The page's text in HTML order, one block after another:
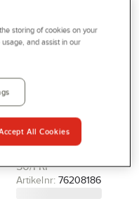
Skruv kullrig
GRIPPER™
SKRUV 4X35
TX15 TKT ZP (50)
SKRUV TILL
GRIPPER 5
50/FRP
Artikelnr: 76208186
storing of cookies on your
and assist in our
All Cookies